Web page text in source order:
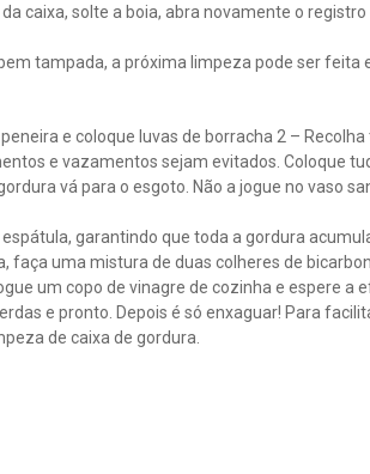
caixa, solte a boia, abra novamente o registro
tampada, a próxima limpeza pode ser feita
e coloque luvas de borracha 2 –
e vazamentos sejam evitados. Coloque
vá para o esgoto. Não a jogue no vaso
garantindo que toda a gordura
faça uma mistura de duas colheres de
um copo de vinagre de cozinha e espere a
e pronto. Depois é só enxaguar! Para
de caixa de gordura.